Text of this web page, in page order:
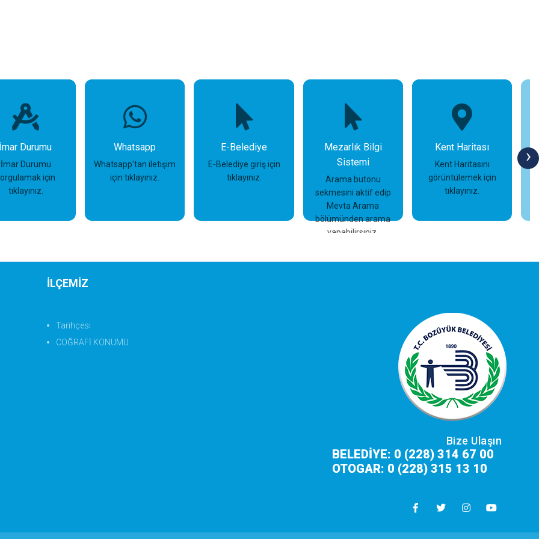
›
İmar Durumu
İmar Durumu
için
tıklayınız.
Whatsapp
Whatsapp'tan iletişim
için tıklayınız.
E-Belediye
E-Belediye giriş için
tıklayınız.
Mezarlık Bilgi
Sistemi
Arama butonu
sekmesini aktif edip
Mevta Arama
bölümünden arama
yapabilirsiniz.
İncele
Kent Haritası
Kent Haritasını
görüntülemek için
tıklayınız.
İLÇEMİZ
Tarihçesi
COĞRAFİ KONUMU
Bize Ulaşın
BELEDİYE: 0 (228) 314 67 00
OTOGAR: 0 (228) 315 13 10